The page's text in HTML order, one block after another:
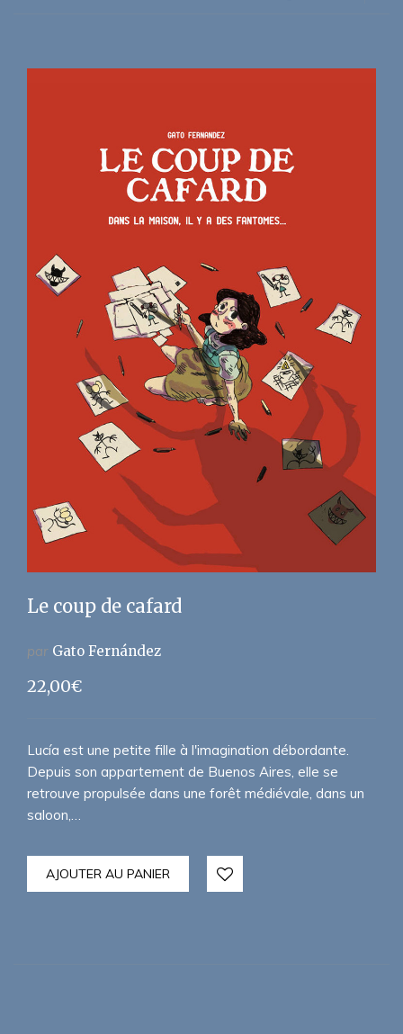
Le coup de cafard
par Gato Fernández
22,00€
Lucía est une petite fille à l'imagination débordante.
Depuis son appartement de Buenos Aires, elle se
retrouve propulsée dans une forêt médiévale, dans un
saloon,…
AJOUTER AU PANIER